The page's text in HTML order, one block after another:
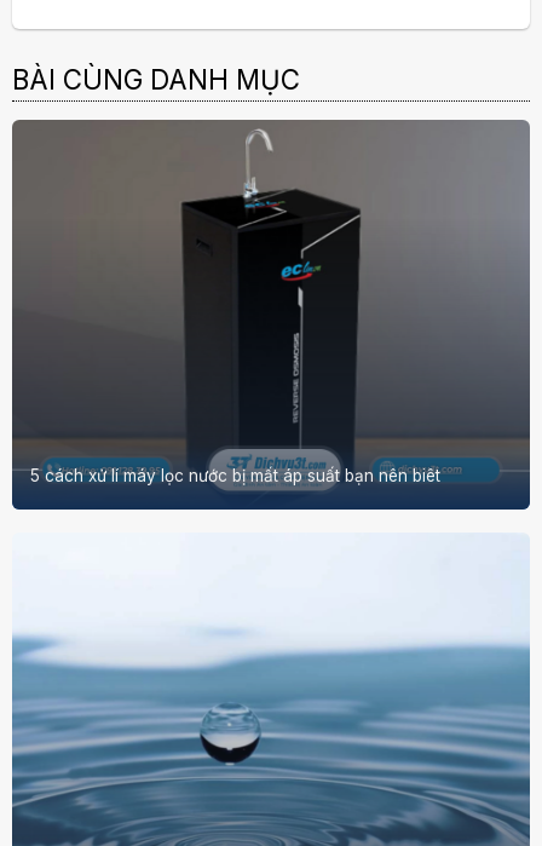
BÀI CÙNG DANH MỤC
5 cách xử lí máy lọc nước bị mất áp suất bạn nên biêt